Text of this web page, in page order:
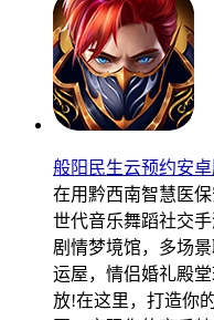
般阳民生云预约安
在用黔西南智慧医
世代音乐舞蹈社交
剧情梦境馆，多场
运屋，情侣婚礼殿
放!在这里，打造你